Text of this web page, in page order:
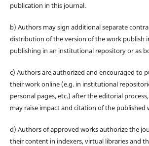
publication in this journal.
b) Authors may sign additional separate
distribution of the version of the work publish
publishing in an institutional repository or as
c) Authors are authorized and encouraged to
their work online (e.g. in institutional
personal pages, etc.) after the editorial
may raise impact and citation of the published
d) Authors of approved works authorize the
their content in indexers, virtual libraries and